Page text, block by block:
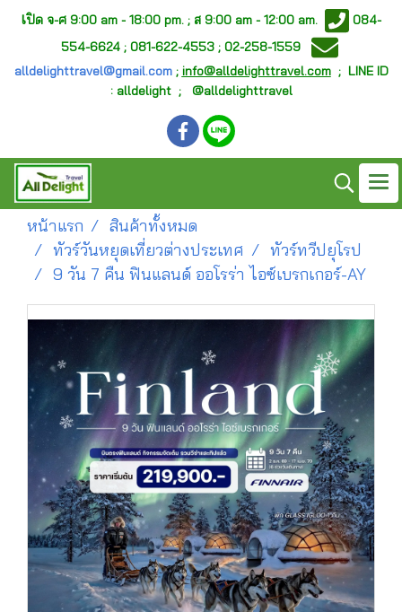
เปิด จ-ศ 9:00 am - 18:00 pm. ; ส 9:00 am - 12:00 am.
084-
554-6624 ; 081-622-4553 ; 02-258-1559
alldelighttravel@gmail.com; info@alldelighttravel.com; LINE ID
: alldelight ; @alldelighttravel
หน้าแรก
สินค้าทั้งหมด
ทัวร์วันหยุดเที่ยวต่างประเทศ
ทัวร์ทวีปยุโรป
9 วัน 7 คืน ฟินแลนด์ ออโรร่า ไอซ์เบรกเกอร์-AY